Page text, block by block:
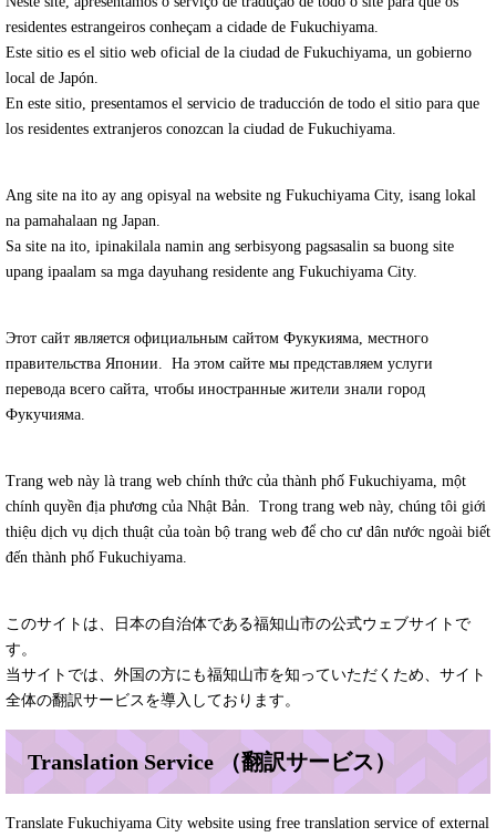
residentes estrangeiros conheçam a cidade de Fukuchiyama.
Este sitio es el sitio web oficial de la ciudad de Fukuchiyama, un gobierno
local de Japón.
En este sitio, presentamos el servicio de traducción de todo el sitio para que
los residentes extranjeros conozcan la ciudad de Fukuchiyama.
Ang site na ito ay ang opisyal na website ng Fukuchiyama City, isang lokal
na pamahalaan ng Japan.
Sa site na ito, ipinakilala namin ang serbisyong pagsasalin sa buong site
upang ipaalam sa mga dayuhang residente ang Fukuchiyama City.
Этот сайт является официальным сайтом Фукукияма, местного
правительства Японии. На этом сайте мы представляем услуги
перевода всего сайта, чтобы иностранные жители знали город
Фукучияма.
Trang web này là trang web chính thức của thành phố Fukuchiyama, một
chính quyền địa phương của Nhật Bản. Trong trang web này, chúng tôi giới
thiệu dịch vụ dịch thuật của toàn bộ trang web để cho cư dân nước ngoài biết
đến thành phố Fukuchiyama.
このサイトは、日本の自治体である福知山市の公式ウェブサイトで
す。
当サイトでは、外国の方にも福知山市を知っていただくため、サイト
全体の翻訳サービスを導入しております。
Translation Service （翻訳サービス）
Translate Fukuchiyama City website using free translation service of external